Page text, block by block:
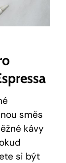
směs
kávy
si být